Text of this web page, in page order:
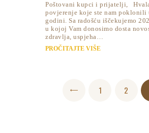
Poštovani kupci i prijatelji,
povjerenje koje ste nam poklonili
godini. Sa radošću iščekujemo
u kojoj Vam donosimo dosta
zdravlja, uspjeha…
PROČITAJTE VIŠE
Posts
PAGE
1 PAGE
2